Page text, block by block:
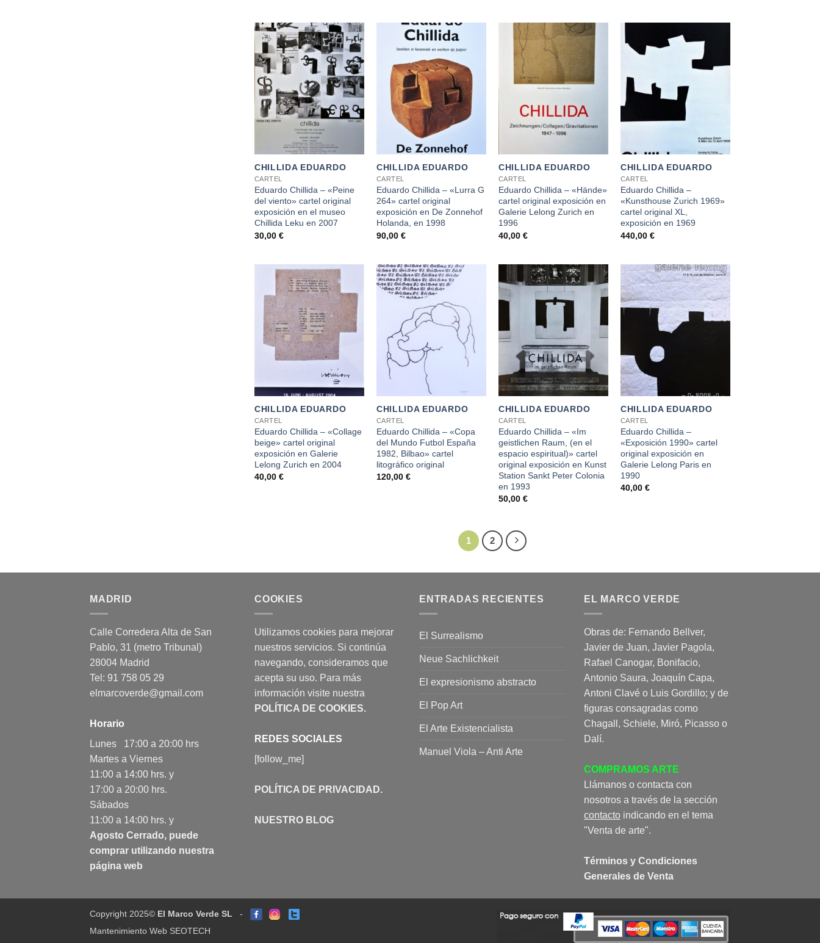
CHILLIDA EDUARDO
CARTEL
Eduardo Chillida – «Peine
del viento» cartel original
exposición en el museo
Chillida Leku en 2007
30,00 €
CHILLIDA EDUARDO
CARTEL
Eduardo Chillida – «Lurra G
264» cartel original
exposición en De Zonnehof
Holanda, en 1998
90,00 €
CHILLIDA EDUARDO
CARTEL
Eduardo Chillida – «Hände»
cartel original exposición en
Galerie Lelong Zurich en
1996
40,00 €
CHILLIDA EDUARDO
CARTEL
Eduardo Chillida –
«Kunsthouse Zurich 1969»
cartel original XL,
exposición en 1969
440,00 €
CHILLIDA EDUARDO
CARTEL
Eduardo Chillida – «Collage
beige» cartel original
exposición en Galerie
Lelong Zurich en 2004
40,00 €
CHILLIDA EDUARDO
CARTEL
Eduardo Chillida – «Copa
del Mundo Futbol España
1982, Bilbao» cartel
litográfico original
120,00 €
+
CHILLIDA EDUARDO
CARTEL
Eduardo Chillida – «Im
geistlichen Raum, (en el
espacio espiritual)» cartel
original exposición en Kunst
Station Sankt Peter Colonia
en 1993
50,00 €
+
CHILLIDA EDUARDO
CARTEL
Eduardo Chillida –
«Exposición 1990» cartel
original exposición en
Galerie Lelong Paris en
1990
40,00 €
1 2
MADRID
Calle Corredera Alta de San
Pablo, 31 (metro Tribunal)
28004 Madrid
Tel: 91 758 05 29
elmarcoverde@gmail.com
Horario
Lunes 17:00 a 20:00 hrs
Martes a Viernes
11:00 a 14:00 hrs. y
17:00 a 20:00 hrs.
Sábados
11:00 a 14:00 hrs. y
Agosto Cerrado, puede
comprar utilizando nuestra
página web
COOKIES
Utilizamos cookies para mejorar
nuestros servicios. Si continúa
navegando, consideramos que
acepta su uso. Para más
información visite nuestra
POLÍTICA DE COOKIES.
REDES SOCIALES
[follow_me]
POLÍTICA DE PRIVACIDAD.
NUESTRO BLOG
ENTRADAS RECIENTES
El Surrealismo
Neue Sachlichkeit
El expresionismo abstracto
El Pop Art
El Arte Existencialista
Manuel Viola – Anti Arte
EL MARCO VERDE
Obras de: Fernando Bellver,
Javier de Juan, Javier Pagola,
Rafael Canogar, Bonifacio,
Antonio Saura, Joaquín Capa,
Antoni Clavé o Luis Gordillo; y de
figuras consagradas como
Chagall, Schiele, Miró, Picasso o
Dalí.
COMPRAMOS ARTE
Llámanos o contacta con
nosotros a través de la sección
contacto indicando en el tema
"Venta de arte".
Términos y Condiciones
Generales de Venta
Copyright 2025© El Marco Verde SL -
Mantenimiento Web SEOTECH